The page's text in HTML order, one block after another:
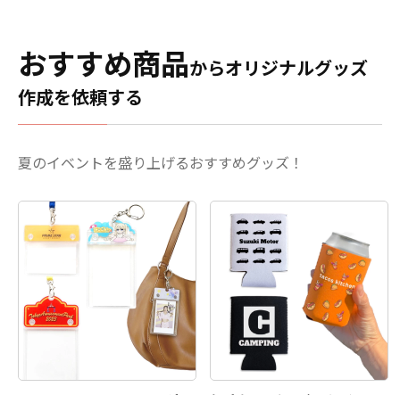
おすすめ商品からオリジナルグッズ
作成を依頼する
夏のイベントを盛り上げるおすすめグッズ！